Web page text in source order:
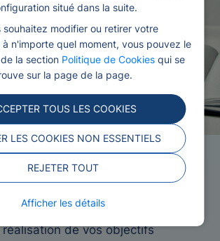
situé dans la suite.
souhaitez modifier ou retirer votre
n'importe quel moment, vous pouvez le
la section Politique de Cookiesqui se
sur la page de la page.
TOUS LES COOKIES
LES COOKIES NON ESSENTIELS
REJETER TOUT
Afficher les détails
CDI
un contrat fixe être le seul
de vos objectifs